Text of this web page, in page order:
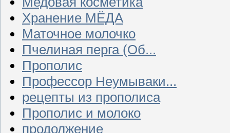
Хранение МЁДА
Маточное молочко
Пчелиная перга (Об...
Прополис
Профессор Неумываки...
рецепты из прополиса
Прополис и молоко
продолжение